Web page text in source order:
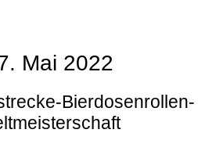
Mai 2022
Bierdosenrollen-